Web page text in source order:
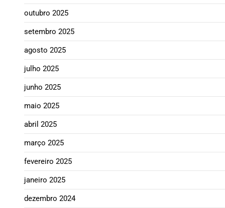
outubro 2025
setembro 2025
agosto 2025
julho 2025
junho 2025
maio 2025
abril 2025
março 2025
fevereiro 2025
janeiro 2025
dezembro 2024